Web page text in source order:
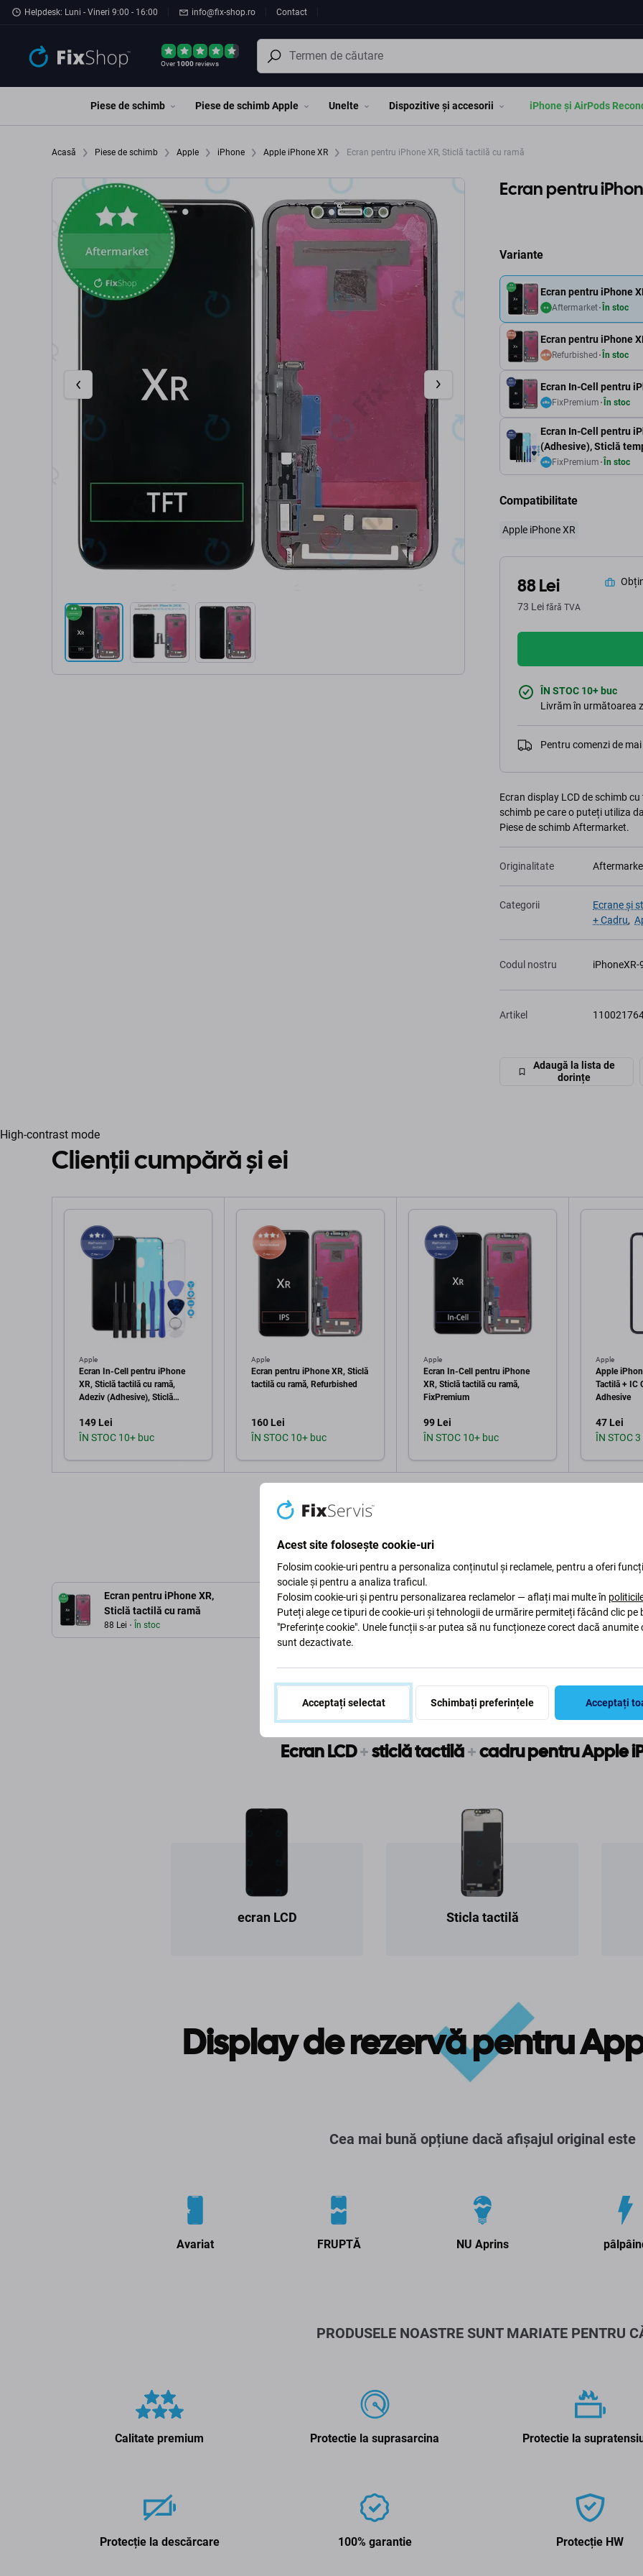
Preskočiť na hlavný obsah
Helpdesk: Luni - Vineri 9:00 - 16:00 info@fix-shop.ro Contact
Over1000reviews
Piese de schimb Piese de schimb Apple Unelte Dispozitive și accesorii iPhone și AirPods
Acasă Piese de schimb Apple iPhone Apple iPhone XR Ecran pentru iPhone XR, Sticlă tactilă cu ramă
Ecran pentru
Variante
Ecran pentru iPhone
Refurbished În stoc
Ecran In-Cell pentru
FixPremium În stoc
Ecran pentru iPhone
Aftermarket În stoc
Ecran In-Cell pentru
(Adhesive), Sticlă
FixPremium În stoc
Compatibilitate
Apple iPhone XR
88 Lei
73 Lei fără TVA
ÎN STOC 10+ buc
Livrăm în următoarea
Pentru comenzi de
Ecran display LCD de schimb
schimb pe care o puteți utiliza
Piese de schimb Aftermarket.
Originalitate
Categorii Ecrane și
+ Cadru,
Codul nostru iPhoneXR-
Artikel
Adaugă la lista de
dorințe
High-contrast mode
Clienții cumpără și ei
Apple
Ecran In-Cell pentru iPhone
XR, Sticlă tactilă cu ramă,
Adeziv (Adhesive), Sticlă
149 Lei
ÎN STOC 10+ buc
Apple
Ecran pentru iPhone XR, Sticlă
tactilă cu ramă, Refurbished
160 Lei
ÎN STOC 10+ buc
Apple
Ecran In-Cell pentru iPhone
XR, Sticlă tactilă cu ramă,
FixPremium
99 Lei
ÎN STOC 10+ buc
Apple
Apple
Tactilă + IC
Adhesive
47 Lei
ÎN STOC
Ecran pentru iPhone XR,
Sticlă tactilă cu ramă
88 Lei În stoc
Descriere și specificații Calitate Livrare și retururi
Ecran LCD+sticlă tactilă+cadru pentru Apple
ecran LCD Sticla tactilă
Display de rezervă pentru
Cea mai bună opțiune dacă afișajul original este
Avariat FRUPTĂ NU Aprins
PRODUSELE NOASTRE SUNT MARIATE PENTRU
Calitate premium Protectie la suprasarcina Protectie la
Protecție la descărcare 100% garantie Protecție HW
Acest site folosește cookie-uri
Folosim cookie-uri pentru a personaliza conținutul și reclamele, pentru a oferi
sociale și pentru a analiza traficul.
Folosim cookie-uri și pentru personalizarea reclamelor — aflați mai multe în
Puteți alege ce tipuri de cookie-uri și tehnologii de urmărire permiteți făcând clic pe
"Preferințe cookie". Unele funcții s-ar putea să nu funcționeze corect dacă anumite
sunt dezactivate.
Acceptați selectat Schimbați preferințele Acceptați